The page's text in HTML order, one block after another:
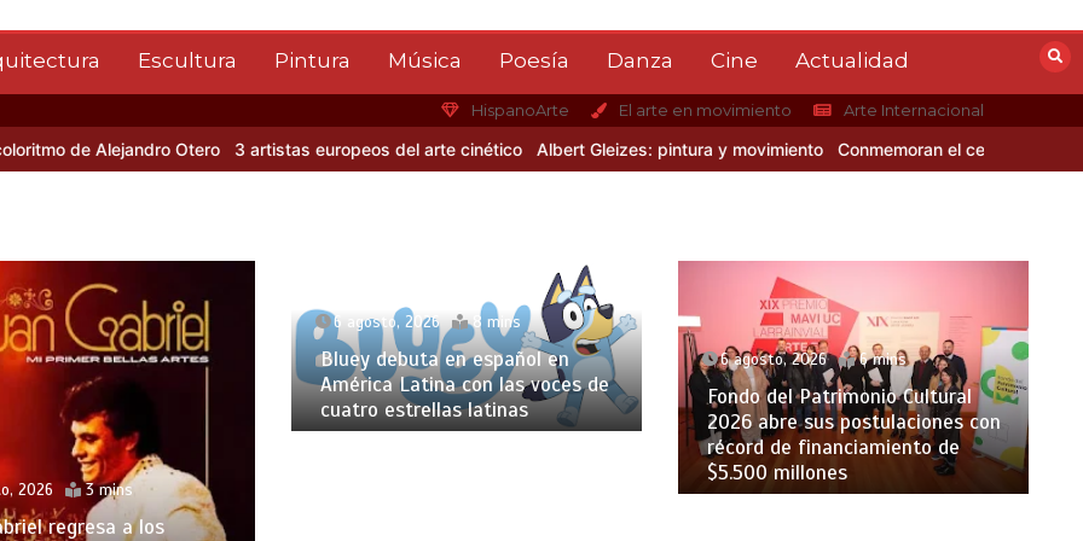
Escultura Pintura Música Poesía Danza Cine Actualidad
HispanoArte El arte en movimiento Arte Internacional
Alejandro Otero 3 artistas europeos del arte cinético Albert Gleizes: pintura y movimiento Conmemoran el centenario del
2026 3 mins
regresa a los
6 agosto, 2026 8 mins
Bluey debuta en español en
América Latina con las voces de
cuatro estrellas latinas
6 agosto, 2026 6 mins
Fondo del Patrimonio Cultural
2026 abre sus postulaciones con
récord de financiamiento de
$5.500 millones